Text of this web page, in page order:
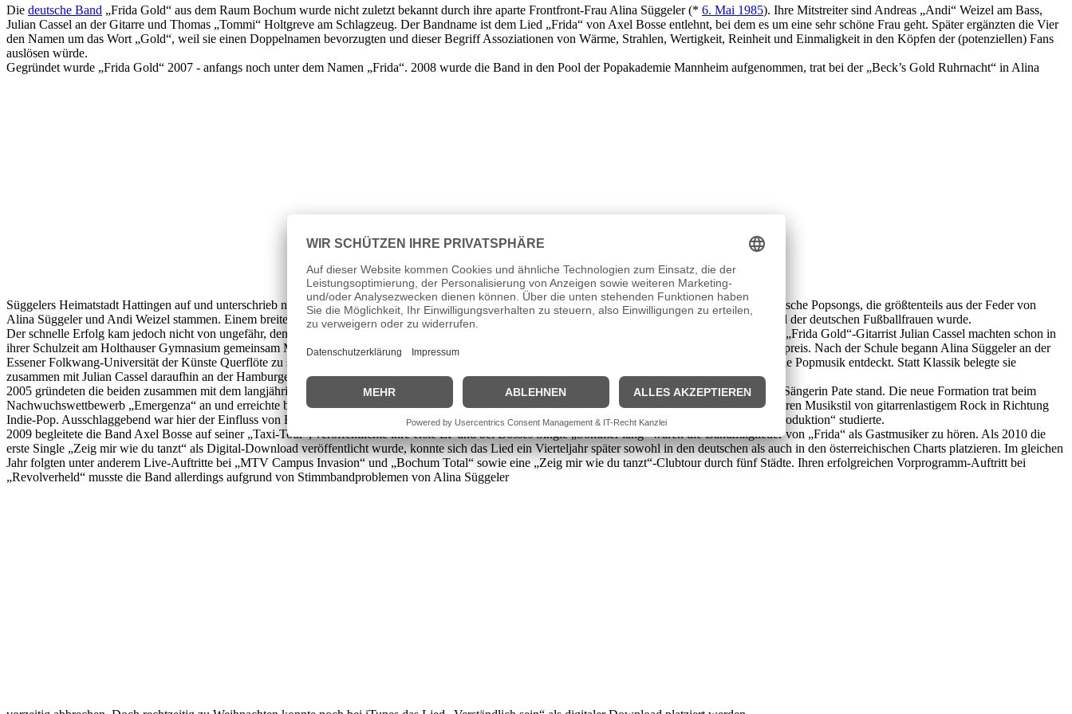
Die deutsche Band „Frida Gold“ aus dem Raum Bochum wurde nicht zuletzt bekannt durch ihre aparte Frontfront-Frau Alina Süggeler (* 6. Mai 1985). Ihre Mitstreiter sind Andreas „Andi“ Weizel am Bass,
Julian Cassel an der Gitarre und Thomas „Tommi“ Holtgreve am Schlagzeug. Der Bandname ist dem Lied „Frida“ von Axel Bosse entlehnt, bei dem es um eine sehr schöne Frau geht. Später ergänzten die Vier
den Namen um das Wort „Gold“, weil sie einen Doppelnamen bevorzugten und dieser Begriff Assoziationen von Wärme, Strahlen, Wertigkeit, Reinheit und Einmaligkeit in den Köpfen der (potenziellen) Fans
auslösen würde.
Gegründet wurde „Frida Gold“ 2007 - anfangs noch unter dem Namen „Frida“. 2008 wurde die Band in den Pool der Popakademie Mannheim aufgenommen, trat bei der „Beck’s Gold Ruhrnacht“ in Alina
Süggelers Heimatstadt Hattingen auf und unterschrieb nach Verhandlungen mit diversen Plattenfirmen einen Vertrag bei Warner Music. Ihr Genre sind deutsche Popsongs, die größtenteils aus der Feder von
Alina Süggeler und Andi Weizel stammen. Einem breiten Publikum wurde die Band 2011 mit dem Lied „Wovon wir träumen“ bekannt, das zum WM-Lied der deutschen Fußballfrauen wurde.
Der schnelle Erfolg kam jedoch nicht von ungefähr, denn die Mitglieder von „Frida Gold“ haben eine lange Musikerfahrung: Sängerin Alina Süggeler und „Frida Gold“-Gitarrist Julian Cassel machten schon in
ihrer Schulzeit am Holthauser Gymnasium gemeinsam Musik und gewannen mit ihrer Band „Amnesia“ sogar beim Hattinger Newcomer-Festival den Jurypreis. Nach der Schule begann Alina Süggeler an der
Essener Folkwang-Universität der Künste Querflöte zu studieren, beschloss aber nach zwei Semestern, das Studium abzubrechen. Sie hatte ihr Faible für die Popmusik entdeckt. Statt Klassik belegte sie
zusammen mit Julian Cassel daraufhin an der Hamburger Hochschule für Musik und Theater einen Kompaktstudiengang für populäre Musik.
2005 gründeten die beiden zusammen mit dem langjährigen Schlagzeuger Thomas Holtgreve die gemeinsame Band „Linarockt“ - wobei der Vorname der Sängerin Pate stand. Die neue Formation trat beim
Nachwuchswettbewerb „Emergenza“ an und erreichte beachtliche Popularität in ihrer Heimatregion. 2007 änderte die Band ihren Namen in „Frida“ und ihren Musikstil von gitarrenlastigem Rock in Richtung
Indie-Pop. Ausschlaggebend war hier der Einfluss von Bassist Andi Weizel, der damals an der Pop-Akademie Mannheim inBaden-Württemberg
„Musikproduktion“ studierte.
2009 begleitete die Band Axel Bosse auf seiner „Taxi-Tour“, veröffentlichte ihre erste EP und bei Bosses Single „Sommer lang“ waren die Bandmitglieder von „Frida“ als Gastmusiker zu hören. Als 2010 die
erste Single „Zeig mir wie du tanzt“ als Digital-Download veröffentlicht wurde, konnte sich das Lied ein Vierteljahr später sowohl in den deutschen als auch in den österreichischen Charts platzieren. Im gleichen
Jahr folgten unter anderem Live-Auftritte bei „MTV Campus Invasion“ und „Bochum Total“ sowie eine „Zeig mir wie du tanzt“-Clubtour durch fünf Städte. Ihren erfolgreichen Vorprogramm-Auftritt bei
„Revolverheld“ musste die Band allerdings aufgrund von Stimmbandproblemen von Alina Süggeler